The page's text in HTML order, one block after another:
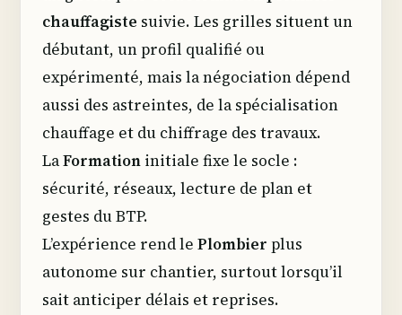
chauffagiste suivie. Les grilles situent un
débutant, un profil qualifié ou
expérimenté, mais la négociation dépend
aussi des astreintes, de la spécialisation
chauffage et du chiffrage des travaux.
LaFormation initiale fixe le socle :
sécurité, réseaux, lecture de plan et
gestes du BTP.
L’expérience rend le Plombier plus
autonome sur chantier, surtout lorsqu’il
sait anticiper délais et reprises.